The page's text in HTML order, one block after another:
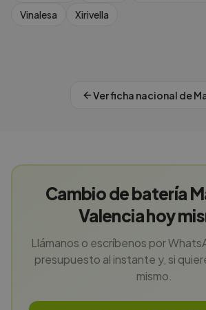
Vinalesa
Xirivella
Ver ficha nacional de
Cambio de batería
Valencia hoy
Llámanos o escríbenos por
presupuesto al instante y, si
mismo.